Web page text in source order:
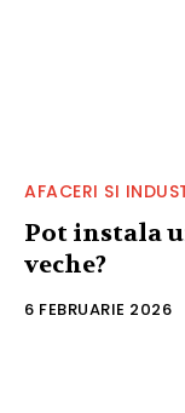
AFACERI SI
Pot instala
veche?
6 FEBRUARIE 2026